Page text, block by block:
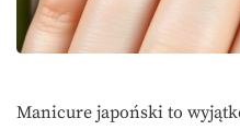
Manicure japoński to